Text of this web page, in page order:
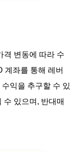
격 변동에 따라 수
계좌를 통해 레버
익을 추구할 수 있
수 있으며, 반대매